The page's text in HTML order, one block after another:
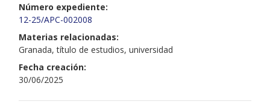
Número expediente:
12-25/APC-002008
Materias relacionadas:
Granada, título de estudios, universidad
Fecha creación:
30/06/2025